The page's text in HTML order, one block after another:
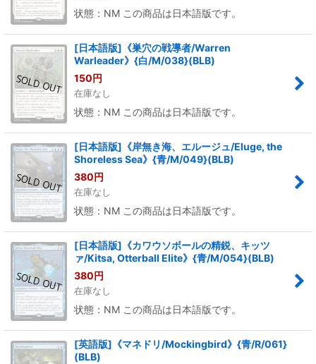
状態：NM この商品は日本語版です。
[日本語版]《巣穴の戦導者/Warren
Warleader》{白/M/038}(BLB)
150円
在庫なし
状態：NM この商品は日本語版です。
[日本語版]《岸無き海、エルージュ/Eluge, the
Shoreless Sea》{青/M/049}(BLB)
380円
在庫なし
状態：NM この商品は日本語版です。
[日本語版]《カワウソボールの精鋭、キッツ
ァ/Kitsa, Otterball Elite》{青/M/054}(BLB)
380円
在庫なし
状態：NM この商品は日本語版です。
[英語版]《マネドリ/Mockingbird》{青/R/061}
(BLB)